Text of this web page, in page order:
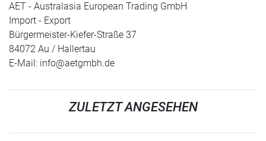
AET - Australasia European Trading GmbH
Import - Export
Bürgermeister-Kiefer-Straße 37
84072 Au / Hallertau
E-Mail: info@aetgmbh.de
ZULETZT ANGESEHEN